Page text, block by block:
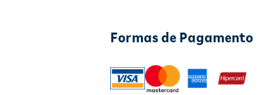
Formas de Pagamento